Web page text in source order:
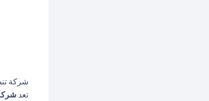
شركة
تعد